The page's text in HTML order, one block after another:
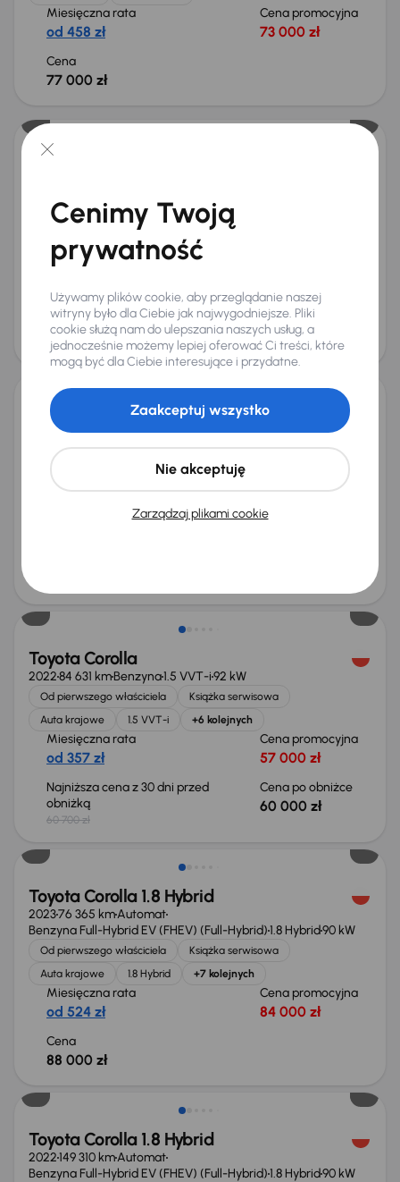
Miesięczna rata
od 458 zł
Cena promocyjna
73 000 zł
Cena
77 000 zł
Benzyna Full-Hybrid EV (FHEV) (Full-Hybrid)
Od pierwszego właściciela
Książka serwisowa
Auta krajowe
1.8 Hybrid +10 kolejnych
Miesięczna rata
Najniższa cena z 30 dni przed
obniżką
78 000 zł
Cena po obniżce
77 000 zł
Taniej o 1 000 zł
Toyota Corolla
Auta krajowe
+3 kolejnych
62 000 zł
Taniej o 700 zł
Toyota Corolla
202284 631 kmBenzyna1.5 VVT-i92 kW
Od pierwszego właściciela
Książka serwisowa
Auta krajowe
1.5 VVT-i +6 kolejnych
Miesięczna rata
od 357 zł
Cena promocyjna
57 000 zł
Najniższa cena z 30 dni przed
obniżką
60 700 zł
Cena po obniżce
60 000 zł
Możliwość odliczenia VAT
Toyota Corolla 1.8 Hybrid
202376 365 kmAutomat
Benzyna Full-Hybrid EV (FHEV) (Full-Hybrid)1.8 Hybrid90 kW
Od pierwszego właściciela
Książka serwisowa
Auta krajowe
1.8 Hybrid +7 kolejnych
Miesięczna rata
od 524 zł
Cena promocyjna
84 000 zł
Cena
88 000 zł
Możliwość odliczenia VAT
Toyota Corolla 1.8 Hybrid
2022149 310 kmAutomat
Benzyna Full-Hybrid EV (FHEV) (Full-Hybrid)1.8 Hybrid90 kW
Cenimy Twoją
prywatność
Używamy plików cookie, aby przeglądanie naszej
witryny było dla Ciebie jak najwygodniejsze. Pliki
cookie służą nam do ulepszania naszych usług, a
jednocześnie możemy lepiej oferować Ci treści, które
mogą być dla Ciebie interesujące i przydatne.
Zarządzaj plikami cookie
Nie akceptuję
Zaakceptuj wszystko